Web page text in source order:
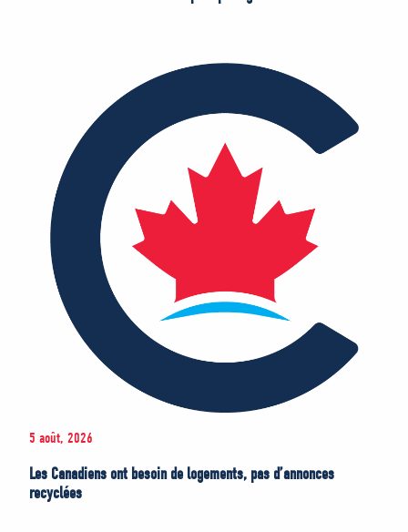
5 août, 2026
Les Canadiens ont besoin de logements, pas d’annonces
recyclées